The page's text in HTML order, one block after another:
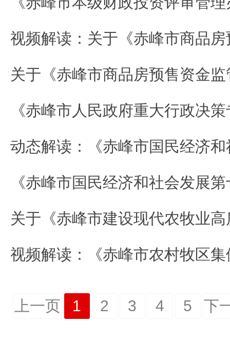
上一页 1 2 3 4 5 下